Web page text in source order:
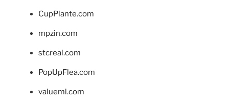
CupPlante.com
mpzin.com
stcreal.com
PopUpFlea.com
valueml.com